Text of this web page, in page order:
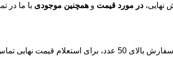
نهایی، در مورد قیمت و همچنین موجودی با ما در
قیمت نهایی تماس بگیرید.